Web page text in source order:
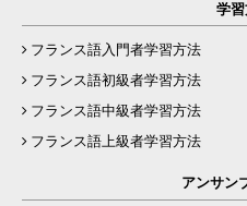
学
フランス語入門者学習方法
フランス語初級者学習方法
フランス語中級者学習方法
フランス語上級者学習方法
アンサン